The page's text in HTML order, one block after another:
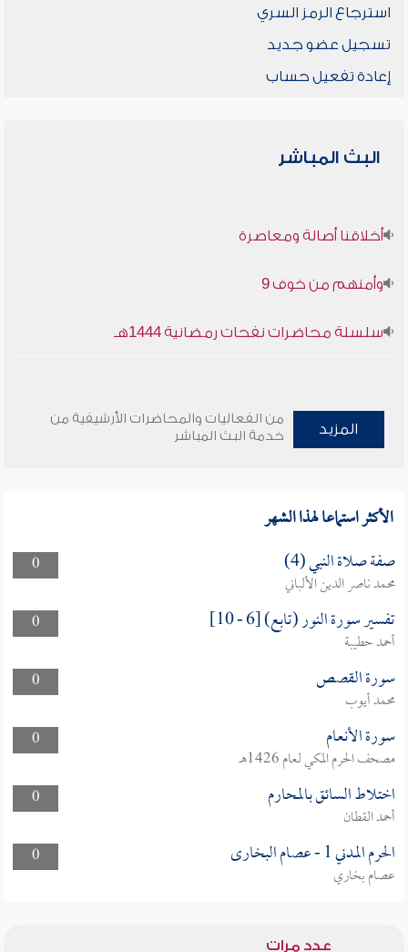
استرجاع الرمز السري
تسجيل عضو جديد
إعادة تفعيل حساب
البث المباشر
أخلاقنا أصالة ومعاصرة
وأمنهم من خوف 9
سلسلة محاضرات نفحات رمضانية 1444هـ
المزيد
من الفعاليات والمحاضرات الأرشيفية من
خدمة البث المباشر
الأكثر استماعا لهذا الشهر
0 صفة صلاة النبي (4)
محمد ناصر الدين الألباني
0
تفسير سورة النور (تابع) [6 - 10]
أحمد حطيبة
0
سورة القصص
محمد أيوب
0
سورة الأنعام
مصحف الحرم المكي لعام 1426هـ
0
اختلاط السائق بالمحارم
أحمد القطان
0
الحرم المدني 1 - عصام البخارى
عصام بخاري
عدد مرات